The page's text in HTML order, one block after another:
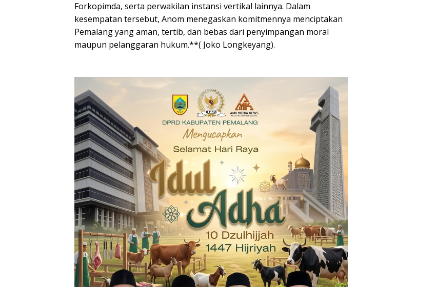
Forkopimda, serta perwakilan instansi vertikal lainnya. Dalam
kesempatan tersebut, Anom menegaskan komitmennya menciptakan
Pemalang yang aman, tertib, dan bebas dari penyimpangan moral
maupun pelanggaran hukum.**( Joko Longkeyang).